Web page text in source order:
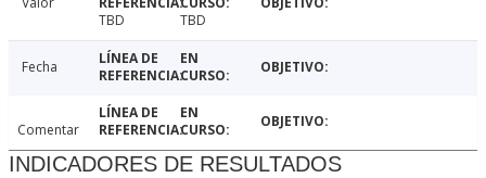
TBD
TBD
Fecha
Comentar
INDICADORES DE RESULTADOS